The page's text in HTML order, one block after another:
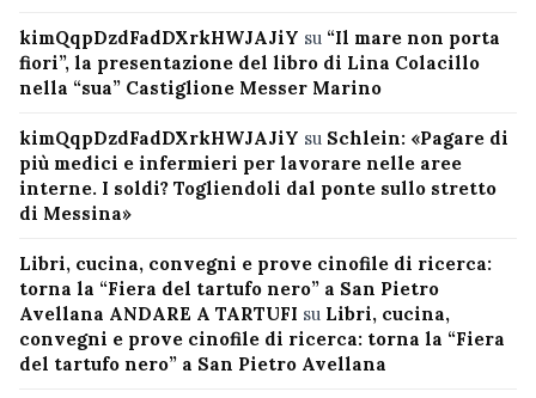
kimQqpDzdFadDXrkHWJAJiY su “Il mare non porta
fiori”, la presentazione del libro di Lina Colacillo
nella “sua” Castiglione Messer Marino
kimQqpDzdFadDXrkHWJAJiY su Schlein: «Pagare di
più medici e infermieri per lavorare nelle aree
interne. I soldi? Togliendoli dal ponte sullo stretto
di Messina»
Libri, cucina, convegni e prove cinofile di ricerca:
torna la “Fiera del tartufo nero” a San Pietro
Avellana ANDARE A TARTUFI su Libri, cucina,
convegni e prove cinofile di ricerca: torna la “Fiera
del tartufo nero” a San Pietro Avellana